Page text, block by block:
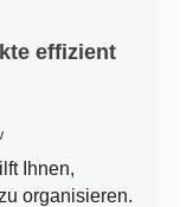
effizient
Ihnen,
organisieren.